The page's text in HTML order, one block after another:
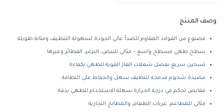
وصف المنتج
مصنوع من الفولاذ المقاوم للصدأ عالي الجودة لسهولة التنظيف ومتانة طويلة
سطح طهي مسطح واسع – مثالي للبيض، البرغر، الفطائر وغيرها
تسخين سريع بفضل شعلات الغاز القوية للطهي بكفاءة
مصيدة شحوم مدمجة لتنظيف سهل والحفاظ على النظافة
مقابض تحكم في درجة الحرارة سهلة الاستخدام للطهي بدقة
مثالي للمطاعم، عربات الطعام، والمطابخ التجارية